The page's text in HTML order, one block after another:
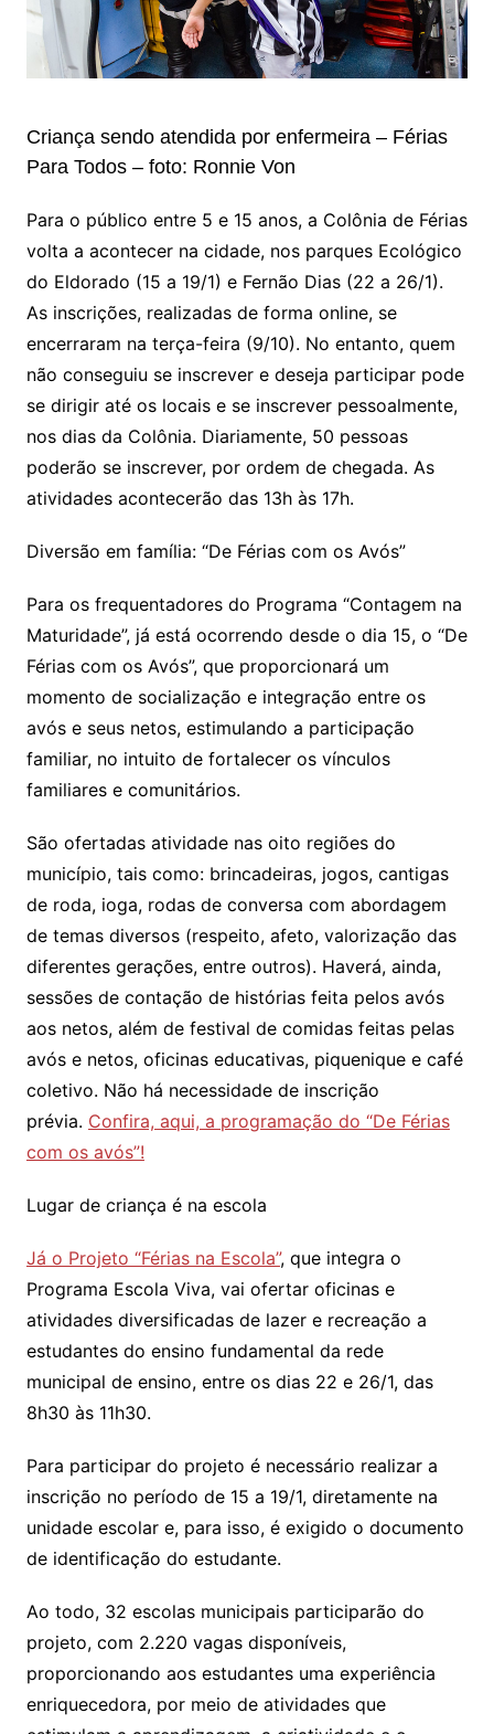
Criança sendo atendida por enfermeira – Férias
Para Todos – foto: Ronnie Von
Para o público entre 5 e 15 anos, a Colônia de Férias
volta a acontecer na cidade, nos parques Ecológico
do Eldorado (15 a 19/1) e Fernão Dias (22 a 26/1).
As inscrições, realizadas de forma online, se
encerraram na terça-feira (9/10). No entanto, quem
não conseguiu se inscrever e deseja participar pode
se dirigir até os locais e se inscrever pessoalmente,
nos dias da Colônia. Diariamente, 50 pessoas
poderão se inscrever, por ordem de chegada. As
atividades acontecerão das 13h às 17h.
Diversão em família: “De Férias com os Avós”
Para os frequentadores do Programa “Contagem na
Maturidade”, já está ocorrendo desde o dia 15, o “De
Férias com os Avós”, que proporcionará um
momento de socialização e integração entre os
avós e seus netos, estimulando a participação
familiar, no intuito de fortalecer os vínculos
familiares e comunitários.
São ofertadas atividade nas oito regiões do
município, tais como: brincadeiras, jogos, cantigas
de roda, ioga, rodas de conversa com abordagem
de temas diversos (respeito, afeto, valorização das
diferentes gerações, entre outros). Haverá, ainda,
sessões de contação de histórias feita pelos avós
aos netos, além de festival de comidas feitas pelas
avós e netos, oficinas educativas, piquenique e café
coletivo. Não há necessidade de inscrição
prévia. Confira, aqui, a programação do “De Férias
com os avós”!
Lugar de criança é na escola
Já o Projeto “Férias na Escola”, que integra o
Programa Escola Viva, vai ofertar oficinas e
atividades diversificadas de lazer e recreação a
estudantes do ensino fundamental da rede
municipal de ensino, entre os dias 22 e 26/1, das
8h30 às 11h30.
Para participar do projeto é necessário realizar a
inscrição no período de 15 a 19/1, diretamente na
unidade escolar e, para isso, é exigido o documento
de identificação do estudante.
Ao todo, 32 escolas municipais participarão do
projeto, com 2.220 vagas disponíveis,
proporcionando aos estudantes uma experiência
enriquecedora, por meio de atividades que